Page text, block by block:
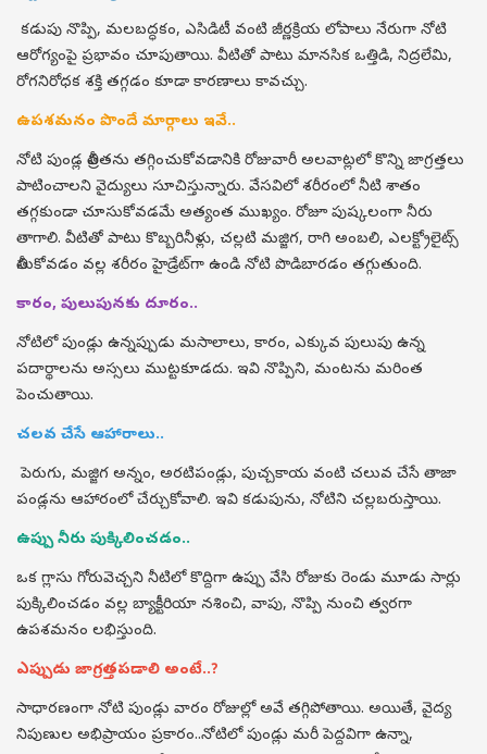
కడుపు నొప్పి, మలబద్ధకం, ఎసిడిటీ వంటి జీర్ణక్రియ లోపాలు నేరుగా నోటి
ఆరోగ్యంపై ప్రభావం చూపుతాయి. వీటితో పాటు మానసిక ఒత్తిడి, నిద్రలేమి,
రోగనిరోధక శక్తి తగ్గడం కూడా కారణాలు కావచ్చు.
ఉపశమనం పొందే మార్గాలు ఇవే..
నోటి పుండ్ల తీవ్రతను తగ్గించుకోవడానికి రోజువారీ అలవాట్లలో కొన్ని జాగ్రత్తలు
పాటించాలని వైద్యులు సూచిస్తున్నారు. వేసవిలో శరీరంలో నీటి శాతం
తగ్గకుండా చూసుకోవడమే అత్యంత ముఖ్యం. రోజూ పుష్కలంగా నీరు
తాగాలి. వీటితో పాటు కొబ్బరినీళ్లు, చల్లటి మజ్జిగ, రాగి అంబలి, ఎలక్ట్రోలైట్స్
తీసుకోవడం వల్ల శరీరం హైడ్రేట్‌గా ఉండి నోటి పొడిబారడం తగ్గుతుంది.
కారం, పులుపునకు దూరం..
నోటిలో పుండ్లు ఉన్నప్పుడు మసాలాలు, కారం, ఎక్కువ పులుపు ఉన్న
పదార్థాలను అస్సలు ముట్టకూడదు. ఇవి నొప్పిని, మంటను మరింత
పెంచుతాయి.
చలవ చేసే ఆహారాలు..
పెరుగు, మజ్జిగ అన్నం, అరటిపండ్లు, పుచ్చకాయ వంటి చలువ చేసే తాజా
పండ్లను ఆహారంలో చేర్చుకోవాలి. ఇవి కడుపును, నోటిని చల్లబరుస్తాయి.
ఉప్పు నీరు పుక్కిలించడం..
ఒక గ్లాసు గోరువెచ్చని నీటిలో కొద్దిగా ఉప్పు వేసి రోజుకు రెండు మూడు సార్లు
పుక్కిలించడం వల్ల బ్యాక్టీరియా నశించి, వాపు, నొప్పి నుంచి త్వరగా
ఉపశమనం లభిస్తుంది.
ఎప్పుడు జాగ్రత్తపడాలి అంటే..?
సాధారణంగా నోటి పుండ్లు వారం రోజుల్లో అవే తగ్గిపోతాయి. అయితే, వైద్య
నిపుణుల అభిప్రాయం ప్రకారం..నోటిలో పుండ్లు మరీ పెద్దవిగా ఉన్నా,